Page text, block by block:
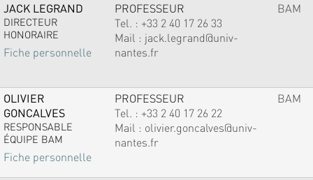
JACK LEGRAND
DIRECTEUR
HONORAIRE
Fiche personnelle
PROFESSEUR
Tel. : +33 2 40 17 26 33
Mail : jack.legrand@univ-
nantes.fr
BAM
OLIVIER
GONCALVES
RESPONSABLE
ÉQUIPE BAM
Fiche personnelle
PROFESSEUR
Tel. : +33 2 40 17 26 22
Mail : olivier.goncalves@univ-
nantes.fr
BAM